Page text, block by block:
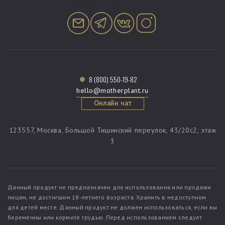
8 (800) 550-19-82
hello@motherplant.ru
Онлайн чат
123557, Москва, Большой Тишинский переулок, 43/20c2, этаж
3
Данный продукт не предназначен для использования или продажи
лицам, не достигшим 18-летнего возраста. Хранить в недоступном
для детей месте. Данный продукт не должен использоваться, если вы
беременны или кормите грудью. Перед использованием следует